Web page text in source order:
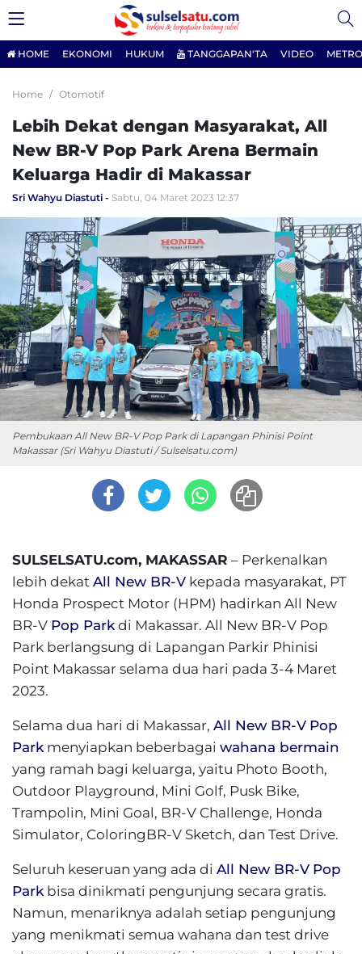
HOME EKONOMI HUKUM TANGGAPAN'TA VIDEO
Home Otomotif
Lebih Dekat dengan Masyarakat, All
New BR-V Pop Park Arena Bermain
Keluarga Hadir di Makassar
Sri Wahyu Diastuti Sabtu, 04 Maret 2023 12:37
Pembukaan All New BR-V Pop Park di Lapangan Phinisi Point
Makassar (Sri Wahyu Diastuti / Sulselsatu.com)
SULSELSATU.com, MAKASSAR – Perkenalkan
lebih dekat All New BR-V kepada masyarakat, PT
Honda Prospect Motor (HPM) hadirkan All New
BR-V Pop Parkdi Makassar. All New BR-V Pop
Park berlangsung di Lapangan Parkir Phinisi
Point Makassar selama dua hari pada 3-4 Maret
2023.
Selama dua hari di Makassar, All New BR-V Pop
Parkmenyiapkan beberbagai wahana bermain
yang ramah bagi keluarga, yaitu Photo Booth,
Outdoor Playground, Mini Golf, Pusk Bike,
Trampolin, Mini Goal, BR-V Challenge, Honda
Simulator, ColoringBR-V Sketch, dan Test Drive.
Seluruh keseruan yang ada di All New BR-V Pop
Parkbisa dinikmati pengunjung secara gratis.
Namun, menariknya adalah setiap pengunjung
yang menikmati semua wahana dan test drive